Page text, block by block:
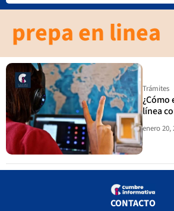
prepa en linea
Trámites
¿Cómo
línea
enero 20,
CONTACTO